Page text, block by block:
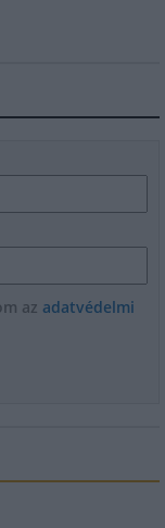
az adatvédelmi